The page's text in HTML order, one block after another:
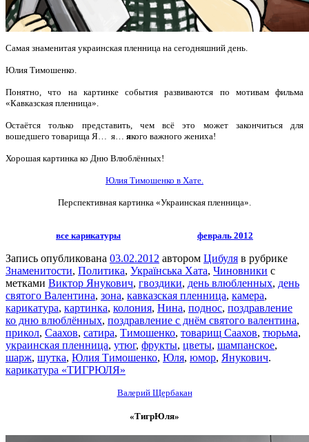
Самая знаменитая украинская пленница на сегодняшний день.
Юлия Тимошенко.
Понятно, что на картинке события развиваются по мотивам фильма
«Кавказская пленница».
Остаётся только представить, чем всё это может закончиться для
вошедшего товарища Я… я… якого важного жениха!
Хорошая картинка ко Дню Влюблённых!
Юлия Тимошенко в Хате.
Перспективная картинка «Украинская пленница».
все карикатуры февраль 2012
Запись опубликована 03.02.2012 автором Цибуля в рубрике
Знаменитости, Политика, Українська Хата, Чиновники с
метками Виктор Янукович, гвоздики, день влюбленных, день
святого Валентина, зона, кавказская пленница, камера,
карикатура, картинка, колония, Нина, поднос, поздравление
ко дню влюблённых, поздравление с днём святого валентина,
прикол, Саахов, сатира, Тимошенко, товарищ Саахов, тюрьма,
украинская пленница, утюг, фрукты, цветы, шампанское,
шарж, шутка, Юлия Тимошенко, Юля, юмор, Янукович.
карикатура «ТИГРЮЛЯ»
Валерий Щербакан
«ТигрЮля»